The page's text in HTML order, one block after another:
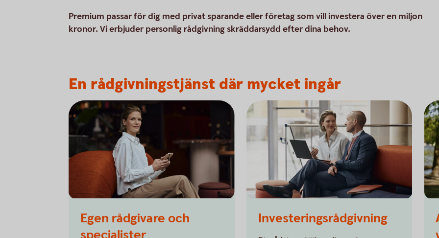
Premium passar för dig med privat sparande eller företag som vill investera över en miljon
kronor. Vi erbjuder personlig rådgivning skräddarsydd efter dina behov.
En rådgivningstjänst där mycket ingår
Egen rådgivare och
Investerings­rådgivning